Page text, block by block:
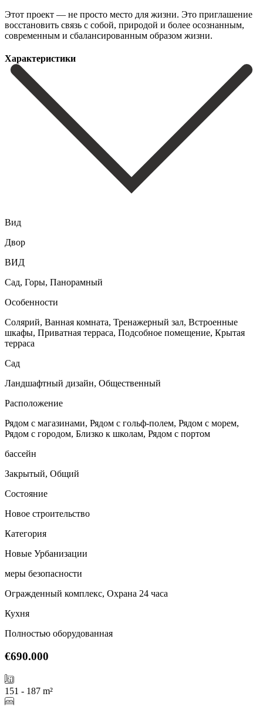
Этот ‌проект — не просто место для жизни. Это ‌приглашение
восстановить ‌связь с ‌собой, природой и ‌более ‌осознанным,
‌современным ‌и ‌сбалансированным ‌образом ‌жизни.
Характеристики
Вид
Двор
ВИД
Сад, Горы, Панорамный
Особенности
Солярий, Ванная комната, Тренажерный зал, Встроенные
шкафы, Приватная терраса, Подсобное помещение, Крытая
терраса
Сад
Ландшафтный дизайн, Общественный
Расположение
Рядом с магазинами, Рядом с гольф-полем, Рядом с морем,
Рядом с городом, Близко к школам, Рядом с портом
бассейн
Закрытый, Общий
Состояние
Новое строительство
Категория
Новые Урбанизации
меры безопасности
Огражденный комплекс, Охрана 24 часа
Кухня
Полностью оборудованная
€690.000
151 - 187 m²